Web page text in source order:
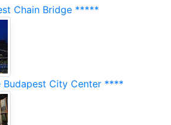
Chain Bridge *****
City Center ****